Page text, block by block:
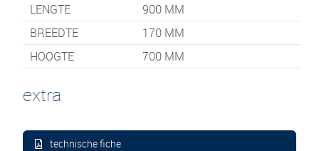
LENGTE
900 MM
BREEDTE
170 MM
HOOGTE
700 MM
extra
technische fiche